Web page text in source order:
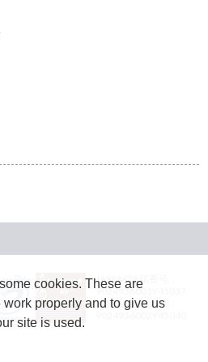
JASRAC許諾番号：
9024936001Y45037
JASRAC許諾番号：
cookies. These are
work properly and to give us
site is used.